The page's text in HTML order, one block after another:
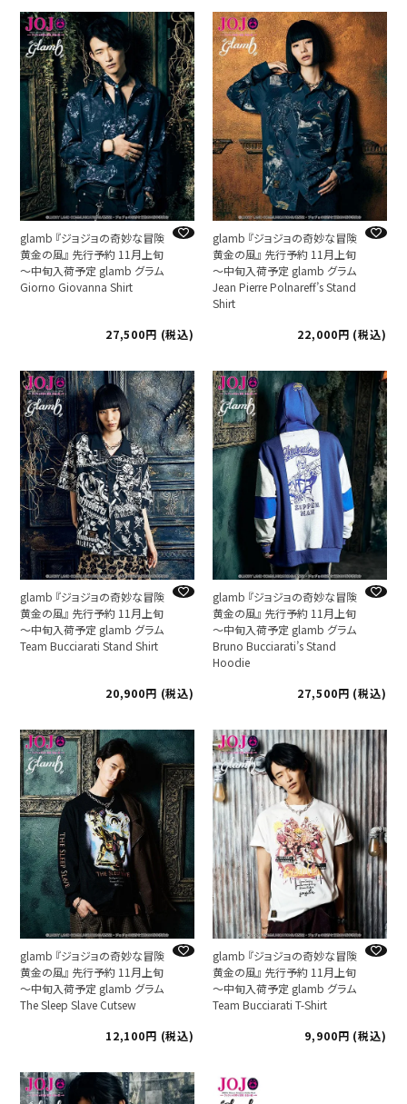
glamb 『ジョジョの奇妙な冒険
黄金の風』 先行予約 11月上旬
～中旬入荷予定 glamb グラム
Giorno Giovanna Shirt
27,500 税込
glamb 『ジョジョの奇妙な冒険
黄金の風』 先行予約 11月上旬
～中旬入荷予定 glamb グラム
Jean Pierre Polnareff’s Stand
Shirt
22,000
税込
glamb 『ジョジョの奇妙な冒険
黄金の風』 先行予約 11月上旬
～中旬入荷予定 glamb グラム
Team Bucciarati Stand Shirt
20,900 税込
glamb 『ジョジョの奇妙な冒険
黄金の風』 先行予約 11月上旬
～中旬入荷予定 glamb グラム
Bruno Bucciarati’s Stand
Hoodie
27,500
税込
glamb 『ジョジョの奇妙な冒険
黄金の風』 先行予約 11月上旬
～中旬入荷予定 glamb グラム
The Sleep Slave Cutsew
12,100
税込
glamb 『ジョジョの奇妙な冒険
黄金の風』 先行予約 11月上旬
～中旬入荷予定 glamb グラム
Team Bucciarati T-Shirt
9,900
税込